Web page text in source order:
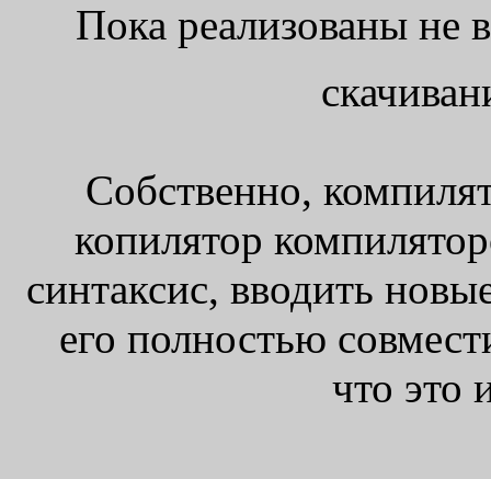
Пока реализованы не
Собственно,
копилятор
синтаксис, вводить
егополностью
что это